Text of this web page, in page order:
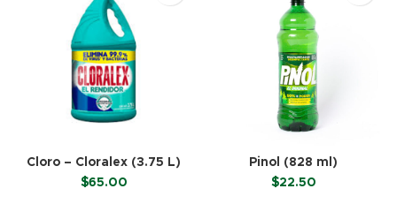
Cloro – Cloralex (3.75 L)
$65.00
Pinol (828 ml)
$22.50